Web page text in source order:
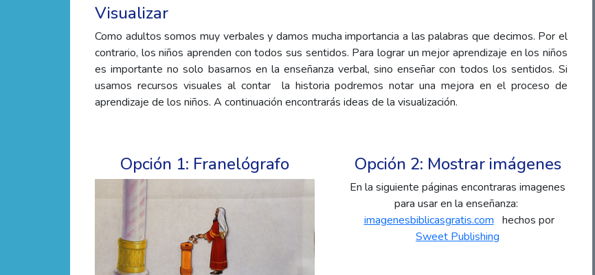
Visualizar
Como adultos somos muy verbales y damos mucha importancia a las palabras que decimos. Por el
contrario, los niños aprenden con todos sus sentidos. Para lograr un mejor aprendizaje en los niños
es importante no solo basarnos en la enseñanza verbal, sino enseñar con todos los sentidos. Si
usamos recursos visuales al contar la historia podremos notar una mejora en el proceso de
aprendizaje de los niños. A continuación encontrarás ideas de la visualización.
Opción 1: Franelógrafo Opción 2: Mostrar imágenes
En la siguiente páginas encontraras imagenes
para usar en la enseñanza:
imagenesbiblicasgratis.comhechos por
Sweet Publishing